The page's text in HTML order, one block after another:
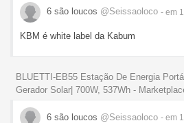
6 são loucos @Seissaoloco - em
KBM é white label da Kabum
BLUETTI-EB55 Estação De Energia
Gerador Solar| 700W, 537Wh -
6 são loucos @Seissaoloco - em